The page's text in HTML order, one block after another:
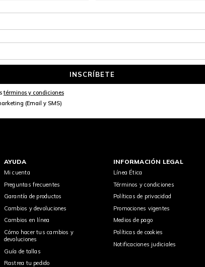
INSCRÍBETE
términos y condiciones
(Email y SMS)
AYUDA
Mi cuenta
Preguntas frecuentes
Garantía de productos
Cambios y devoluciones
Cambios en línea
Cómo hacer tus cambios y
devoluciones
Guía de tallas
Rastrea tu pedido
INFORMACIÓN LEGAL
Línea Ética
Términos y condiciones
Políticas de privacidad
Promociones vigentes
Medios de pago
Políticas de cookies
Notificaciones judiciales